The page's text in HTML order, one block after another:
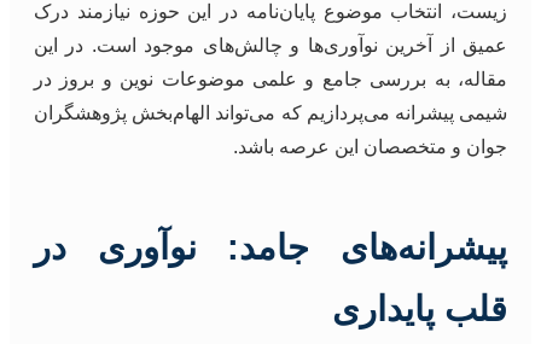
زیست، انتخاب موضوع پایان‌نامه در این حوزه نیازمند درک
عمیق از آخرین نوآوری‌ها و چالش‌های موجود است. در این
مقاله، به بررسی جامع و علمی موضوعات نوین و بروز در
شیمی پیشرانه می‌پردازیم که می‌تواند الهام‌بخش پژوهشگران
جوان و متخصصان این عرصه باشد.
پیشرانه‌های جامد: نوآوری در
قلب پایداری